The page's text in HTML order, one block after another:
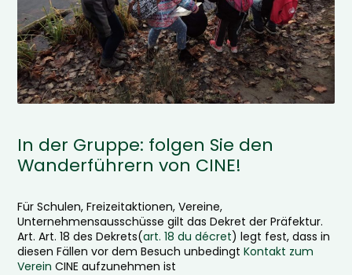
In der Gruppe: folgen Sie den
Wanderführern von CINE!
Für Schulen, Freizeitaktionen, Vereine,
Unternehmensausschüsse gilt das Dekret der Präfektur.
Art. Art. 18 des Dekrets(art. 18 du décret) legt fest, dass in
diesen Fällen vor dem Besuch unbedingt Kontakt zum
Verein CINE aufzunehmen ist